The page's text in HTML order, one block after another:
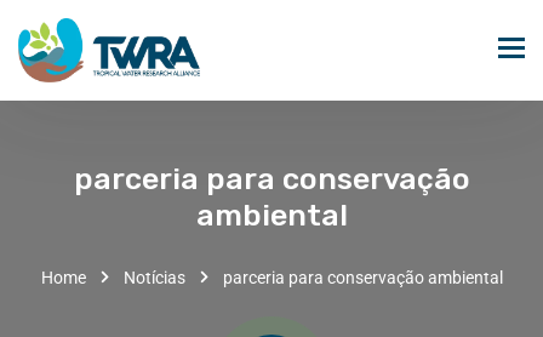
parceria para conservação
ambiental
Home Notícias parceria para conservação ambiental